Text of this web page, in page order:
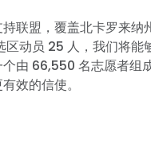
联盟，覆盖北卡罗来纳
动员 25 人，我们将能
由 66,550 名志愿者组
效的信使。